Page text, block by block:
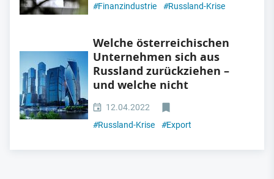
#Finanzindustrie #Russland-Krise
Welche österreichischen
Unternehmen sich aus
Russland zurückziehen –
und welche nicht
12.04.2022
#Russland-Krise #Export